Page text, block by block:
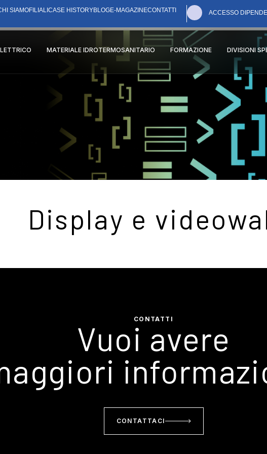
SIAMOFILIALICASE HISTORYBLOGE-MAGAZINECONTATTI ACCESSO
MATERIALE IDROTERMOSANITARIO FORMAZIONE DIVISIONI
Display e
CONTATTI
Vuoi avere
CONTATTACI